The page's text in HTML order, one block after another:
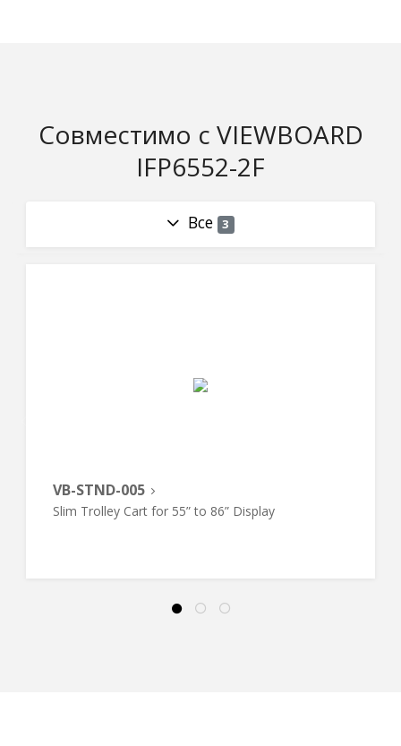
Совместимо с VIEWBOARD
IFP6552-2F
Все 3
VB-STND-005
Slim Trolley Cart for 55” to 86” Display